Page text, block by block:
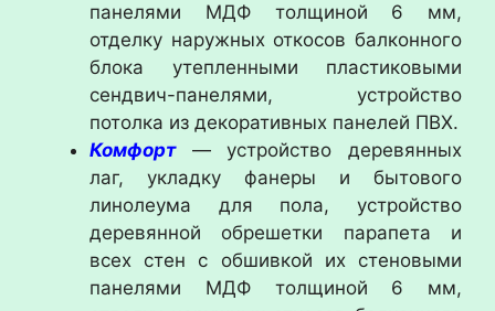
панелями МДФ толщиной 6 мм,
отделку наружных откосов балконного
блока утепленными пластиковыми
сендвич-панелями, устройство
потолка из декоративных панелей ПВХ.
Комфорт— устройство деревянных
лаг, укладку фанеры и бытового
линолеума для пола, устройство
деревянной обрешетки парапета и
всех стен с обшивкой их стеновыми
панелями МДФ толщиной 6 мм,